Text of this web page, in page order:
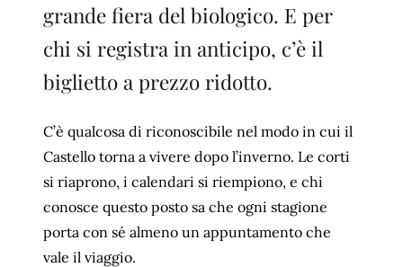
grande fiera del biologico. E per
chi si registra in anticipo, c’è il
biglietto a prezzo ridotto.
C’è qualcosa di riconoscibile nel modo in cui il
Castello torna a vivere dopo l’inverno. Le corti
si riaprono, i calendari si riempiono, e chi
conosce questo posto sa che ogni stagione
porta con sé almeno un appuntamento che
vale il viaggio.